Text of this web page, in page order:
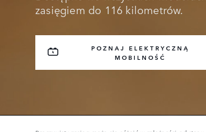
zasięgiem do 116 kilometrów.
POZNAJ ELEKTRYCZNĄ
MOBILNOŚĆ